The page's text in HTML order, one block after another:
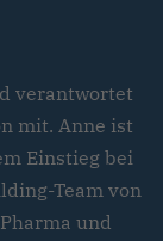
verantwortet
mit. Anne ist
Einstieg bei
Team von
und